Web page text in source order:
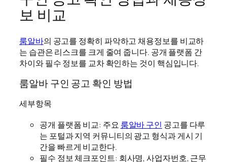
보 비교
룸알바의 공고를 정확히 파악하고 채용정보를 비교하
는 습관은 리스크를 크게 줄여 줍니다. 공개 플랫폼 간
차이와 필수 정보를 교차 확인하는 것이 핵심입니다.
룸알바 구인 공고 확인 방법
세부항목
공개 플랫폼 비교: 주요 룸알바 구인 공고를 다루
는 포털과 지역 커뮤니티의 광고 형식과 게시 기
간을 빠르게 비교한다.
필수 정보 체크포인트: 회사명, 사업자번호, 근무